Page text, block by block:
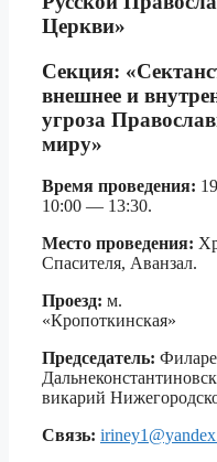
Церкви»
Секция:
внешнее и
угроза
миру»
Время проведения:
10:00 — 13:30.
Место проведения:
Спасителя, Аванзал.
Проезд: м.
Председатель:
викарий
Связь: